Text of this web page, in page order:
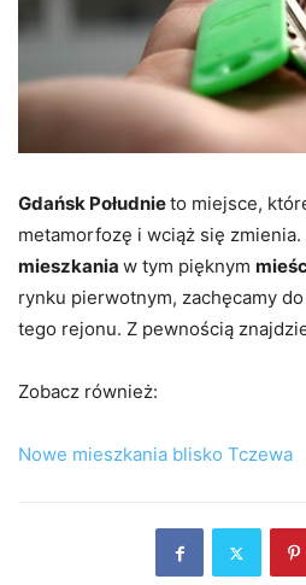
Gdańsk Południeto miejsce,
metamorfozę i wciąż się
mieszkania w tym pięknym
rynku pierwotnym, zachęcamy
tego rejonu. Z pewnością
Zobacz również:
Nowe mieszkania blisko Tczewa